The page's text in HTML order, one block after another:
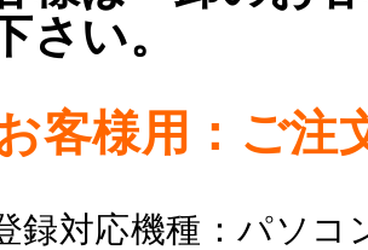
さい。
客様用：ご注
録対応機種：パソ